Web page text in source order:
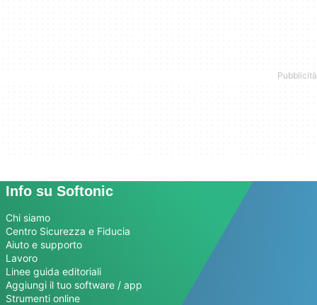
Info su Softonic
Chi siamo
Centro Sicurezza e Fiducia
Aiuto e supporto
Lavoro
Linee guida editoriali
Aggiungi il tuo software / app
Strumenti online